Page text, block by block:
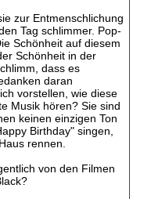
zur Entmenschlichung
Tag schlimmer. Pop-
Schönheit auf diesem
Schönheit in der
dass es
daran
vorstellen, wie diese
Musik hören? Sie sind
keinen einzigen Ton
Birthday" singen,
rennen.
von den Filmen